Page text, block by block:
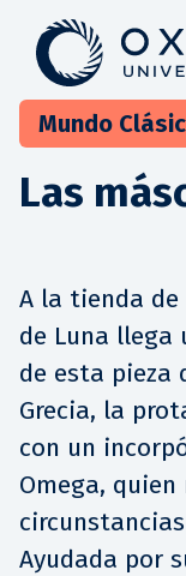
Mundo
Las
A la tienda
de Luna llega
de esta pieza
Grecia, la
con un
Omega,
Ayudada por